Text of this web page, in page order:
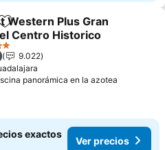
Agregar a favoritos
Western Plus Gran
Centro Historico
9.022
panorámica en la azotea
exactos
Ver precios